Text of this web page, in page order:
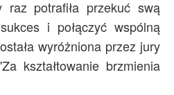
raz potrafiła przekuć swą
i połączyć wspólną
wyróżniona przez jury
kształtowanie brzmienia